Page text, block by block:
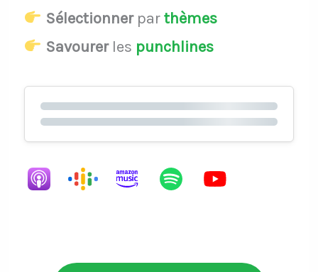
Sélectionnerparthèmes
Savourerles punchlines